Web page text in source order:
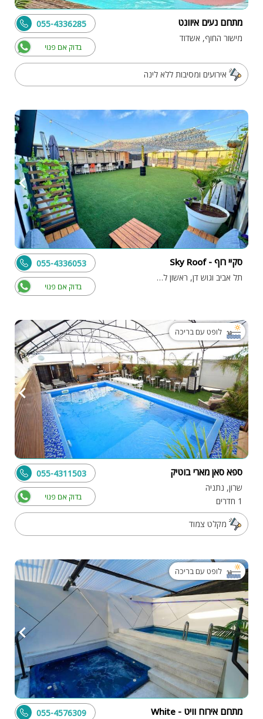
מתחם נעים איוונט
מישור החוף, אשדוד
בדוק אם פנוי
055-4336285
אירועים ומסיבות ללא לינה
סקיי רוף - Sky Roof
תל אביב וגוש דן, ראשון לציון
בדוק אם פנוי
055-4336053
לופט עם בריכה
ספא סאן מארי בוטיק
שרון, נתניה
1 חדרים
בדוק אם פנוי
055-4311503
מקלט צמוד
לופט עם בריכה
מתחם אירוח וויט - White 055-4576309